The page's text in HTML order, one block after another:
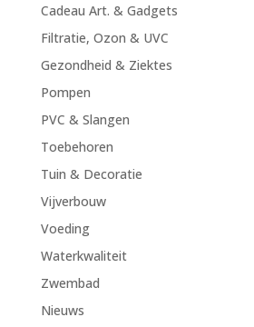
Cadeau Art. & Gadgets
Filtratie, Ozon & UVC
Gezondheid & Ziektes
Pompen
PVC & Slangen
Toebehoren
Tuin & Decoratie
Vijverbouw
Voeding
Waterkwaliteit
Zwembad
Nieuws